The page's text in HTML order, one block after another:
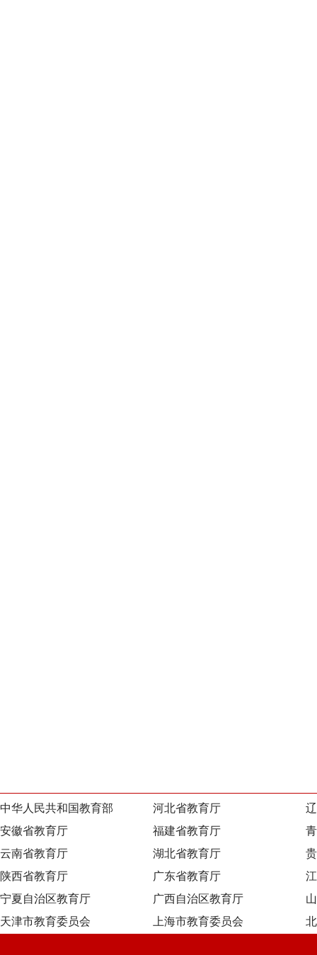
中华人民共和国教育部 河北省教育厅
安徽省教育厅
福建省教育厅
云南省教育厅
湖北省教育厅
陕西省教育厅
广东省教育厅
宁夏自治区教育厅
广西自治区教育厅
天津市教育委员会
上海市教育委员会